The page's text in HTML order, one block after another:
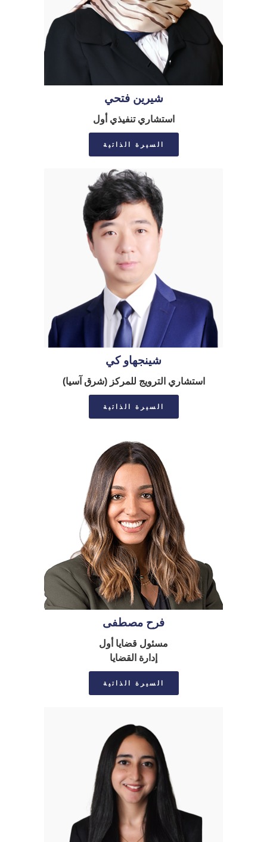
شيرين فتحي
استشاري تنفيذي أول
السيرة الذاتية
شينجهاو كي
استشاري الترويج للمركز (شرق آسيا)
السيرة الذاتية
فرح مصطفى
مسئول قضايا أول
إدارة القضايا
السيرة الذاتية